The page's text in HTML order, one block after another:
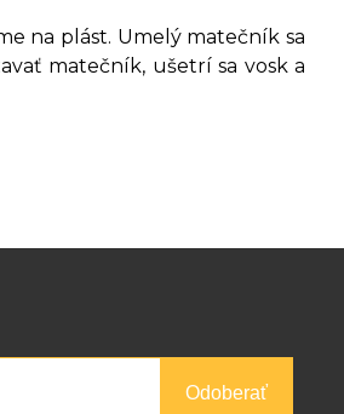
na plást. Umelý matečník sa
matečník, ušetrí sa vosk a
Odoberať